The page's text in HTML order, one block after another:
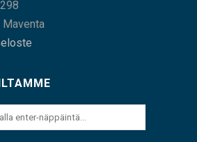
Maventa